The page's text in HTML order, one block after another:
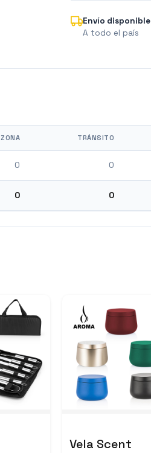
Envío disponible
A todo el país
ZONA TRÁNSITO
0 0
0 0
Vela Scent